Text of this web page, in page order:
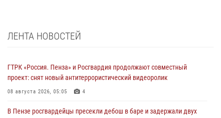
ЛЕНТА НОВОСТЕЙ
ГТРК «Россия. Пенза» и Росгвардия продолжают совместный
проект: снят новый антитеррористический видеоролик
08 августа 2026, 05:05 4
В Пензе росгвардейцы пресекли дебош в баре и задержали двух